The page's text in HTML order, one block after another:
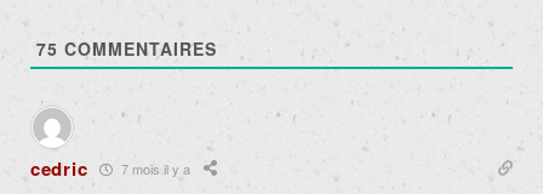
75 COMMENTAIRES
cedric 7 mois il y a